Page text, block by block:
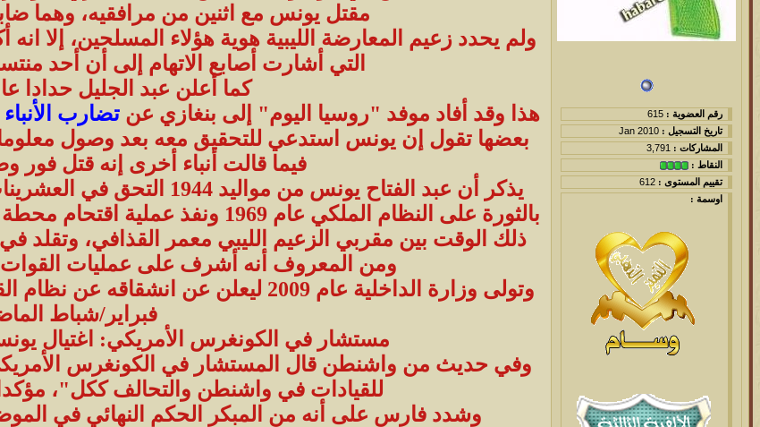
رقم العضوية : 615
تاريخ التسجيل : Jan 2010
المشاركات : 3,791
النقاط :
تقييم المستوى : 612
اوسمة :
مقتل يونس مع اثنين من مرافقيه، وهما
ولم يحدد زعيم المعارضة الليبية هوية هؤلاء المسلحين، إلا
التي أشارت أصابع الاتهام إلى أن أحد
كما أعلن عبد الجليل حدادا عاما
هذا وقد أفاد موفد "روسيا اليوم" إلى بنغازي عنتضارب
بعضها تقول إن يونس استدعي للتحقيق معه بعد وصول
فيما قالت أنباء أخرى إنه قتل
يذكر أن عبد الفتاح يونس من
بالثورة على النظام الملكي عام
ذلك الوقت بين مقربي الزعيم الليبي معمر القذافي، وتقلد
ومن المعروف أنه أشرف على عمليات القوات
فبراير/شباط
مستشار في الكونغرس الأمريكي: اغتيال
وفي حديث من واشنطن قال المستشار في الكونغرس
للقيادات في واشنطن والتحالف ككل"،
وشدد فارس على أنه من المبكر الحكم النهائي في